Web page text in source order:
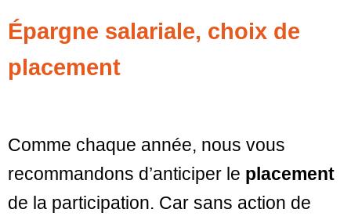
Épargne salariale, choix de
placement
Comme chaque année, nous vous
recommandons d’anticiper le placement
de la participation. Car sans action de